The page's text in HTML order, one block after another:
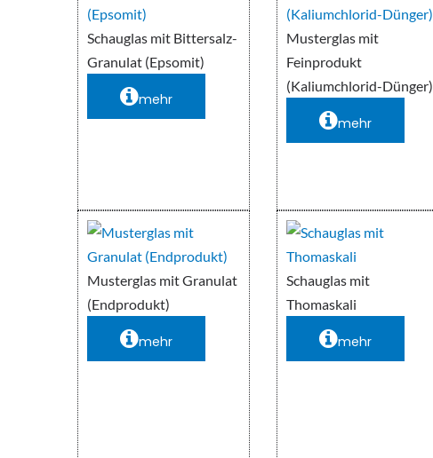
Schauglas mit Bittersalz-
Granulat (Epsomit)
mehr
Musterglas mit
Feinprodukt
(Kaliumchlorid-Dünger)
mehr
Musterglas mit Granulat
(Endprodukt)
mehr
Schauglas mit
Thomaskali
mehr